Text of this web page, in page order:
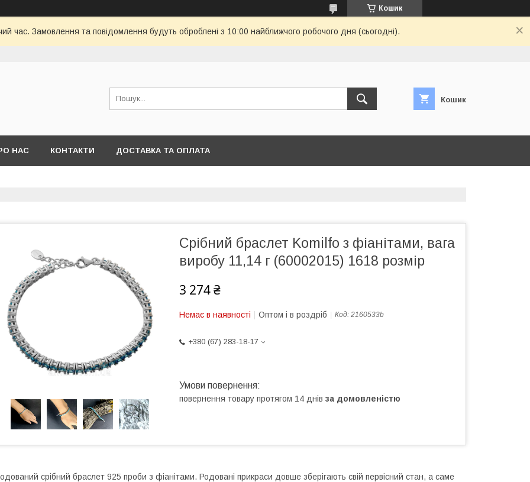
Кошик
час. Замовлення та повідомлення будуть оброблені з 10:00 найближчого робочого дня (сьогодні).
Кошик
НАС КОНТАКТИ ДОСТАВКА ТА ОПЛАТА
Срібний браслет Komilfo з фіанітами, вага
виробу 11,14 г (60002015) 1618 розмір
3 274 ₴
Немає в наявності Оптом і в роздріб Код: 2160533b
+380 (67) 283-18-17
повернення товару протягом 14 днів за домовленістю
срібний браслет 925 проби з фіанітами. Родовані прикраси довше зберігають свій первісний стан, а саме